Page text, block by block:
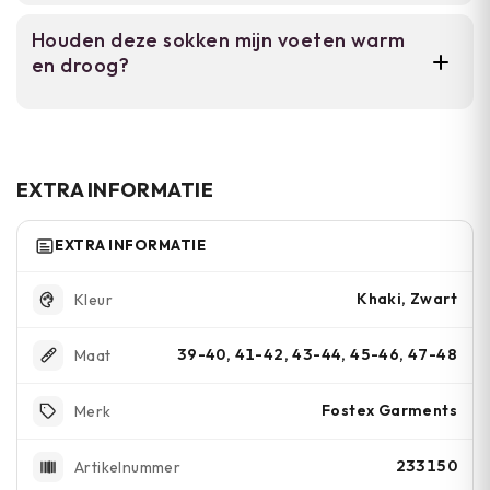
tot en met 47-48, dus voor vrijwel elke
voetmaat.
Houden deze sokken mijn voeten warm
en droog?
koude omstandigheden.
EXTRA INFORMATIE
EXTRA INFORMATIE
Kleur Khaki, Zwart
Maat 39-40, 41-42, 43-44, 45-46, 47-48
Merk Fostex Garments
Artikelnummer 233150